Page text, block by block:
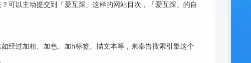
可以主动提交到「爱互踩」这样的网站目次，「爱互踩」的自
经过加粗、加色、加h标签、描文本等，来奉告搜索引擎这个